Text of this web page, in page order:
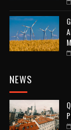
NEWS